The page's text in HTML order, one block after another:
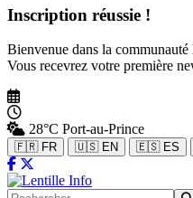
Inscription réussie !
Bienvenue dans la
Vous recevrez votre première
28°C Port-au-Prince
🇫🇷 FR 🇺🇸 EN 🇪🇸 ES